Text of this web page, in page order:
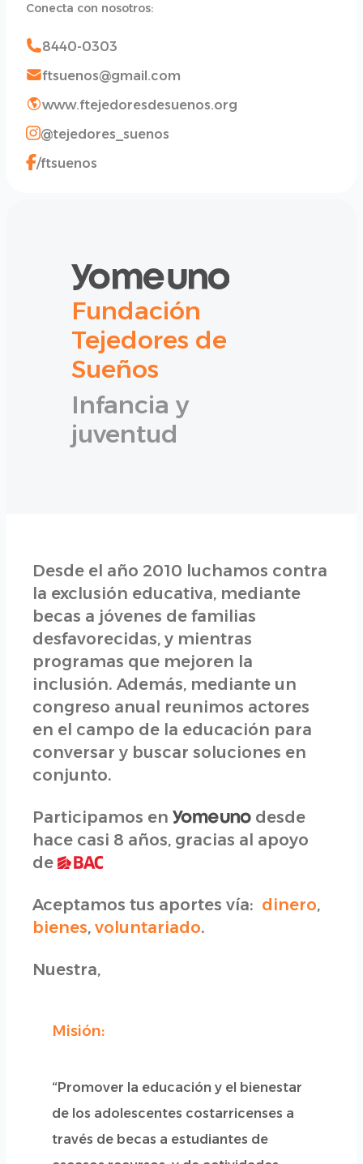
Conecta con nosotros:
8440-0303
ftsuenos@gmail.com
www.ftejedoresdesuenos.org
@tejedores_suenos
/ftsuenos
Fundación
Tejedores de
Sueños
Infancia y
juventud
Desde el año 2010 luchamos contra
la exclusión educativa, mediante
becas a jóvenes de familias
desfavorecidas, y mientras
programas que mejoren la
inclusión. Además, mediante un
congreso anual reunimos actores
en el campo de la educación para
conversar y buscar soluciones en
conjunto.
Participamos en
desde
hace casi 8 años, gracias al apoyo
de
Aceptamos tus aportes vía: dinero,
bienes, voluntariado.
Nuestra,
Misión:
“Promover la educación y el bienestar
de los adolescentes costarricenses a
través de becas a estudiantes de